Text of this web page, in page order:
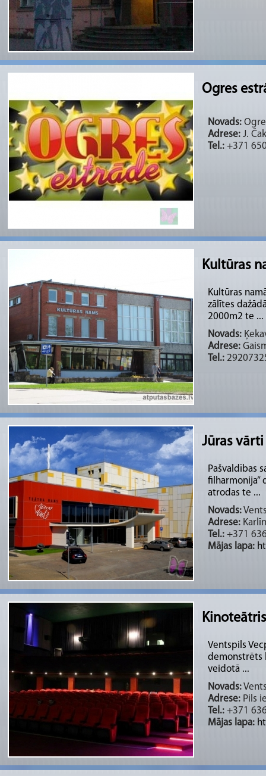
Ogres
Novads:
Adrese: J.
Tel.: +371
Kultūras
Kultūras
zālītes
2000m2 te ...
Novads:
Adrese:
Tel.:
Jūras vārti
Pašvaldības
filharmonija”
atrodas te ...
Novads:
Adrese:
Tel.: +371
Mājas lapa:
Ventspils
demonstrēts
veidotā ...
Novads:
Adrese: Pils
Tel.: +371
Mājas lapa: